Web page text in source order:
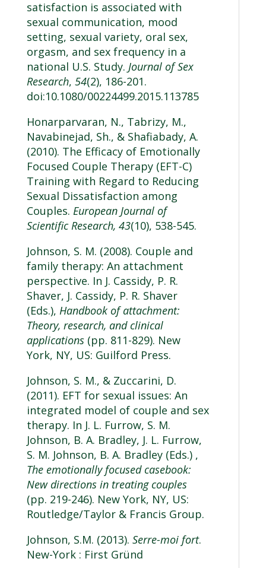
satisfaction is associated with
sexual communication, mood
setting, sexual variety, oral sex,
orgasm, and sex frequency in a
national U.S. Study. Journal of Sex
Research, 54(2), 186-201.
doi:10.1080/00224499.2015.113785
Honarparvaran, N., Tabrizy, M.,
Navabinejad, Sh., & Shafiabady, A.
(2010). The Efficacy of Emotionally
Focused Couple Therapy (EFT-C)
Training with Regard to Reducing
Sexual Dissatisfaction among
Couples. European Journal of
Scientific Research, 43(10), 538-545.
Johnson, S. M. (2008). Couple and
family therapy: An attachment
perspective. In J. Cassidy, P. R.
Shaver, J. Cassidy, P. R. Shaver
(Eds.), Handbook of attachment:
Theory, research, and clinical
applications(pp. 811-829). New
York, NY, US: Guilford Press.
Johnson, S. M., & Zuccarini, D.
(2011). EFT for sexual issues: An
integrated model of couple and sex
therapy. In J. L. Furrow, S. M.
Johnson, B. A. Bradley, J. L. Furrow,
S. M. Johnson, B. A. Bradley (Eds.) ,
The emotionally focused casebook:
New directions in treating couples
(pp. 219-246). New York, NY, US:
Routledge/Taylor & Francis Group.
Johnson, S.M. (2013). Serre-moi fort.
New-York : First Gründ